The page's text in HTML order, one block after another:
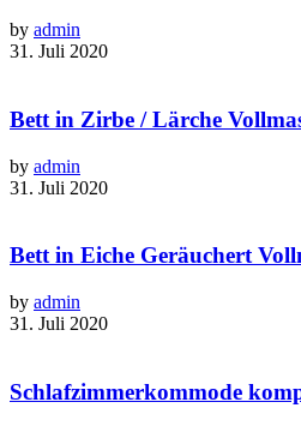
by admin
31. Juli 2020
Bett in Zirbe / Lärche
by admin
31. Juli 2020
Bett in Eiche Geräuchert
by admin
31. Juli 2020
Schlafzimmerkommode